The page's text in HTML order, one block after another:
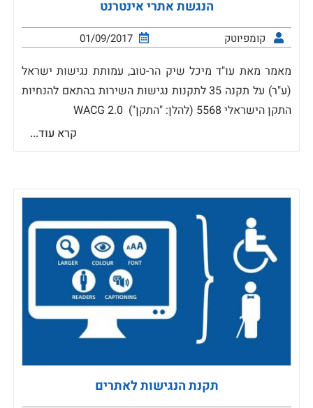
הנגשת אתרי אינטרנט
קומפיוטק 01/09/2017
מאמר מאת עו"ד מיכל שיק הר-טוב, עמותת נגישות ישראל
(ע"ר) על תקנה 35 לתקנות נגישות השירות בהתאם להנחיות
התקן הישראלי 5568 (להלן: "התקן") WACG 2.0
קרא עוד...
תקנת הנגישות לאתרים